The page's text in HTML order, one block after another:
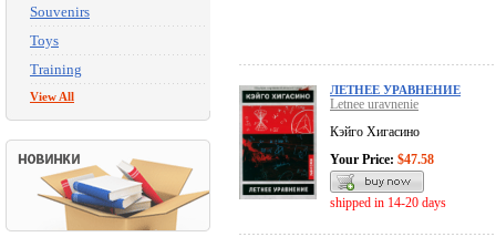
Souvenirs
Toys
Training
View All ЛЕТНЕЕ УРАВНЕНИЕ
Letnee uravnenie
Кэйго Хигасино
Your Price: $47.58
shipped in 14-20 days